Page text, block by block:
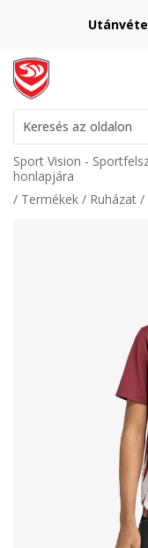
Keresés az oldalon
Sport Vision -
honlapjára
Termékek
Ruházat